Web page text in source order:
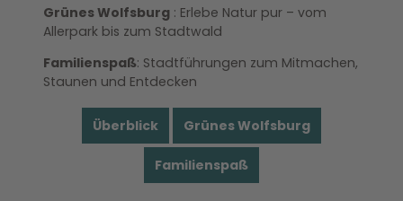
Grünes Wolfsburg : Erlebe Natur pur – vom
Allerpark bis zum Stadtwald
Familienspaß: Stadtführungen zum Mitmachen,
Staunen und Entdecken
Überblick Grünes Wolfsburg
Familienspaß